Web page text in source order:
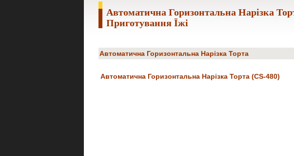
Автоматична Горизонтальна Нарізка
Приготування Їжі
Автоматична Горизонтальна Нарізка Торта
Автоматична Горизонтальна Нарізка Торта (CS-480)